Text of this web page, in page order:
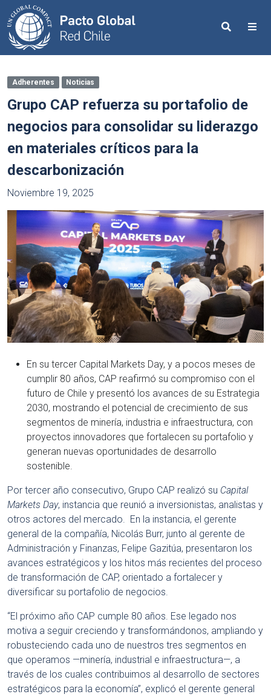
Search
Adherentes Noticias
Grupo CAP refuerza su portafolio de
negocios para consolidar su liderazgo
en materiales críticos para la
descarbonización
Noviembre 19, 2025
En su tercer Capital Markets Day, y a pocos meses de
cumplir 80 años, CAP reafirmó su compromiso con el
futuro de Chile y presentó los avances de su Estrategia
2030, mostrando el potencial de crecimiento de sus
segmentos de minería, industria e infraestructura, con
proyectos innovadores que fortalecen su portafolio y
generan nuevas oportunidades de desarrollo
sostenible.
Por tercer año consecutivo, Grupo CAP realizó su Capital
Markets Day, instancia que reunió a inversionistas, analistas y
otros actores del mercado. En la instancia, el gerente
general de la compañía, Nicolás Burr, junto al gerente de
Administración y Finanzas, Felipe Gazitúa, presentaron los
avances estratégicos y los hitos más recientes del proceso
de transformación de CAP, orientado a fortalecer y
diversificar su portafolio de negocios.
“El próximo año CAP cumple 80 años. Ese legado nos
motiva a seguir creciendo y transformándonos, ampliando y
robusteciendo cada uno de nuestros tres segmentos en
que operamos —minería, industrial e infraestructura—, a
través de los cuales contribuimos al desarrollo de sectores
estratégicos para la economía”, explicó el gerente general